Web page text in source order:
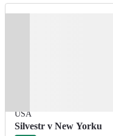
USA
Silvestr v New Yorku